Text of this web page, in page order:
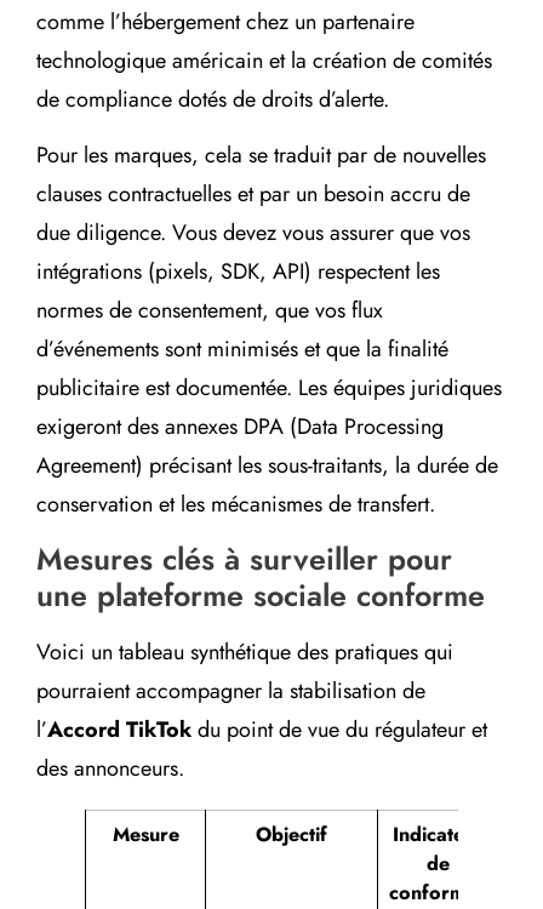
comme l’hébergement chez un partenaire
technologique américain et la création de comités
de compliance dotés de droits d’alerte.
Pour les marques, cela se traduit par de nouvelles
clauses contractuelles et par un besoin accru de
due diligence. Vous devez vous assurer que vos
intégrations (pixels, SDK, API) respectent les
normes de consentement, que vos flux
d’événements sont minimisés et que la finalité
publicitaire est documentée. Les équipes juridiques
exigeront des annexes DPA (Data Processing
Agreement) précisant les sous-traitants, la durée de
conservation et les mécanismes de transfert.
Mesures clés à surveiller pour
une plateforme sociale conforme
Voici un tableau synthétique des pratiques qui
pourraient accompagner la stabilisation de
l’Accord TikTokdu point de vue du régulateur et
des annonceurs.
Mesure Objectif
Indicateur
de
conformité